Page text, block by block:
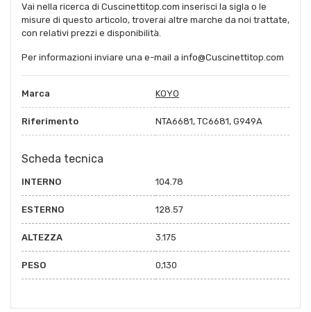
Vai nella ricerca di Cuscinettitop.com inserisci la sigla o le
misure di questo articolo, troverai altre marche da noi trattate,
con relativi prezzi e disponibilità.
Per informazioni inviare una e-mail a info@Cuscinettitop.com
Marca KOYO
Riferimento NTA6681, TC6681, G949A
Scheda tecnica
INTERNO 104.78
ESTERNO 128.57
ALTEZZA 3.175
PESO 0,130